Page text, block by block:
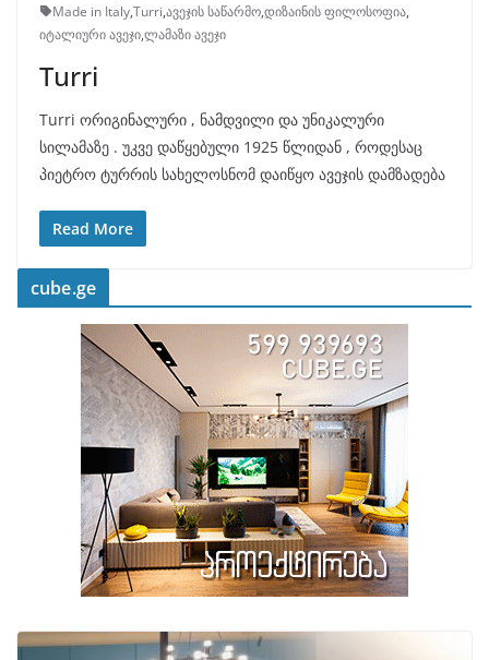
Made in Italy,Turri,ავეჯის საწარმო,დიზაინის ფილოსოფია,
იტალიური ავეჯი,ლამაზი ავეჯი
Turri
Turri ორიგინალური , ნამდვილი და უნიკალური
სილამაზე . უკვე დაწყებული 1925 წლიდან , როდესაც
პიეტრო ტურრის სახელოსნომ დაიწყო ავეჯის დამზადება
Read More
cube.ge